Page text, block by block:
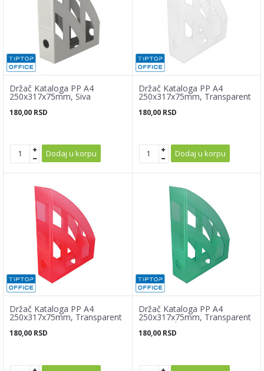
Držač Kataloga PP A4
250x317x75mm, Siva
180,00 RSD
Dodaj u korpu
Držač Kataloga PP A4
250x317x75mm, Transparent
Bela
180,00 RSD
Dodaj u korpu
Držač Kataloga PP A4
250x317x75mm, Transparent
180,00 RSD
Držač Kataloga PP A4
250x317x75mm, Transparent
tamno zelena
180,00 RSD